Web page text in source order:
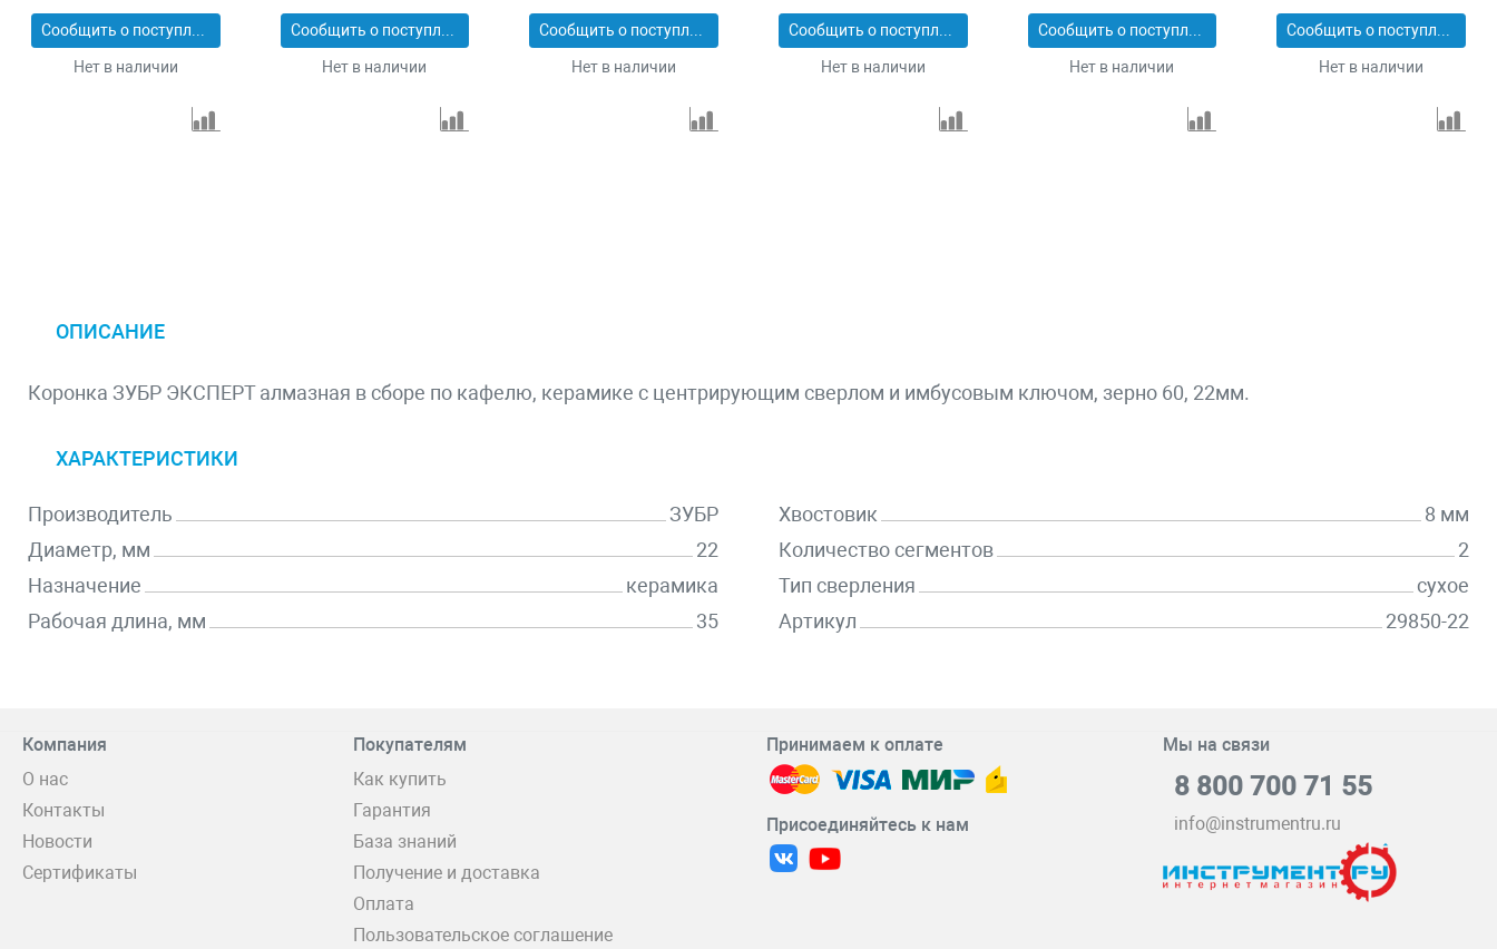
Сообщить о поступлении
Нет в наличии
Сообщить о поступлении
Нет в наличии
Сообщить о поступлении
Нет в наличии
Сообщить о поступлении
Нет в наличии
Сообщить о поступлении
Нет в наличии
Сообщить о поступлении
Нет в наличии
ОПИСАНИЕ
Коронка ЗУБР ЭКСПЕРТ алмазная в сборе по кафелю, керамике с центрирующим сверлом и имбусовым ключом, зерно 60, 22мм.
ХАРАКТЕРИСТИКИ
Производитель
ЗУБР
Диаметр, мм
22
Назначение
керамика
Рабочая длина, мм
35
Хвостовик
8 мм
Количество сегментов
2
Тип сверления
сухое
Артикул
29850-22
Компания
О нас
Контакты
Новости
Сертификаты
Покупателям
Как купить
Гарантия
База знаний
Получение и доставка
Оплата
Пользовательское соглашение
Принимаем к оплате
Присоединяйтесь к нам
Мы на связи
8 800 700 71 55
info@instrumentru.ru